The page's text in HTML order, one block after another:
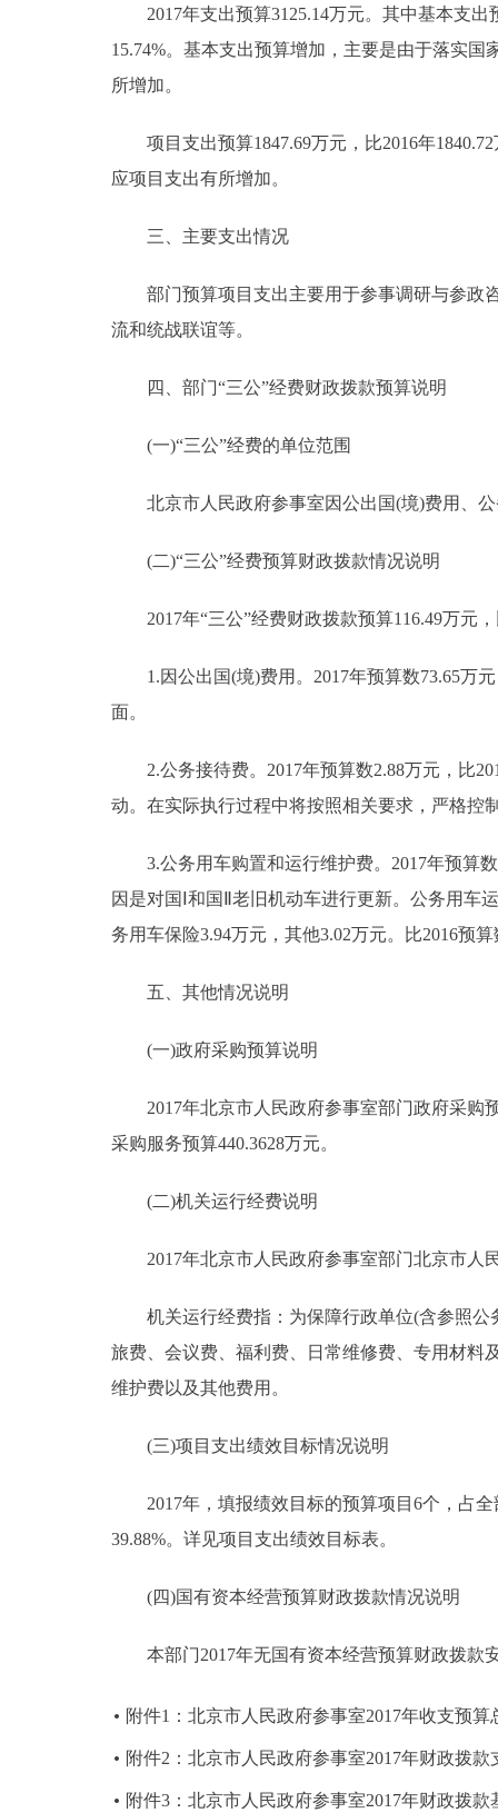
多语种
ESPAÑOL
ITALIANO
2017年支出预算3125.14万元。其中基本支出
15.74%。基本支出预算增加，主要是由于落实
所增加。
项目支出预算1847.69万元，比2016年1840.72
应项目支出有所增加。
三、主要支出情况
部门预算项目支出主要用于参事调研与参政咨
流和统战联谊等。
四、部门“三公”经费财政拨款预算说明
(一)“三公”经费的单位范围
北京市人民政府参事室因公出国(境)费用、公
(二)“三公”经费预算财政拨款情况说明
2017年“三公”经费财政拨款预算116.49万元，
1.因公出国(境)费用。2017年预算数73.65万元
面。
2.公务接待费。2017年预算数2.88万元，比
动。在实际执行过程中将按照相关要求，严格控
3.公务用车购置和运行维护费。2017年预算数
因是对国Ⅰ和国Ⅱ老旧机动车进行更新。公务用车
务用车保险3.94万元，其他3.02万元。比2016预
五、其他情况说明
(一)政府采购预算说明
2017年北京市人民政府参事室部门政府采购预
采购服务预算440.3628万元。
(二)机关运行经费说明
2017年北京市人民政府参事室部门北京市人民
机关运行经费指：为保障行政单位(含参照公
旅费、会议费、福利费、日常维修费、专用材料
维护费以及其他费用。
(三)项目支出绩效目标情况说明
2017年，填报绩效目标的预算项目6个，占全
39.88%。详见项目支出绩效目标表。
(四)国有资本经营预算财政拨款情况说明
本部门2017年无国有资本经营预算财政拨款
附件1：北京市人民政府参事室2017年收支预算
附件2：北京市人民政府参事室2017年财政拨款
附件3：北京市人民政府参事室2017年财政拨